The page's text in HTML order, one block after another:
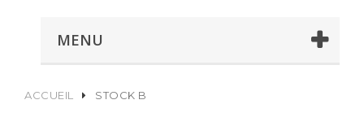
MENU
ACCUEIL STOCK B